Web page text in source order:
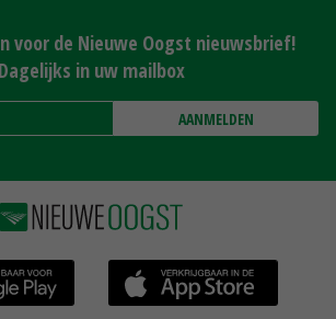
voor de Nieuwe Oogst nieuwsbrief!
Dagelijks in uw mailbox
AANMELDEN